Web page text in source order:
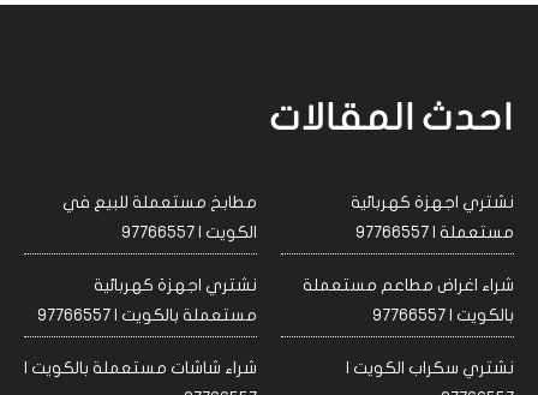
احدث المقالات
نشتري اجهزة كهربائية
مستعملة | 97766557
مطابخ مستعملة للبيع في
الكويت | 97766557
شراء اغراض مطاعم مستعملة
بالكويت | 97766557
نشتري اجهزة كهربائية
مستعملة بالكويت | 97766557
نشتري سكراب الكويت |
شراء شاشات مستعملة بالكويت |